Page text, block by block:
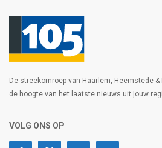
De streekomroep van Haarlem, Heemstede
de hoogte van het laatste nieuws uit jouw
VOLG ONS OP